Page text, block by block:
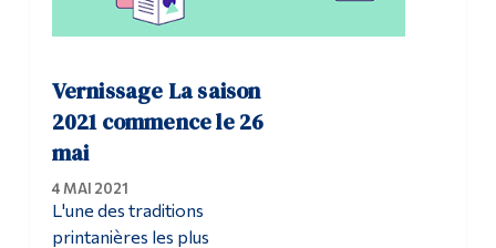
Vernissage La saison
2021 commence le 26
mai
4 MAI 2021
L'une des traditions
printanières les plus